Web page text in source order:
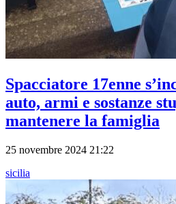
Spacciatore 17enne
auto, armi e sostanze
mantenere la famiglia
25 novembre 2024 21:22
sicilia